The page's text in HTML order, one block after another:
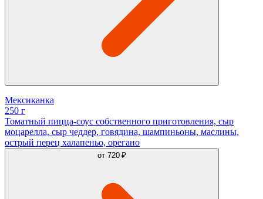
Мексиканка
250 г
Томатный пицца-соус собственного приготовления, сыр
моцарелла, сыр чеддер, говядина, шампиньоны, маслины,
острый перец халапеньо, орегано
от 720 ₽